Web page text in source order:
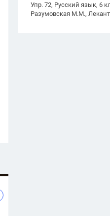
Упр. 72, Русский язык, 6
Разумовская М.М.,